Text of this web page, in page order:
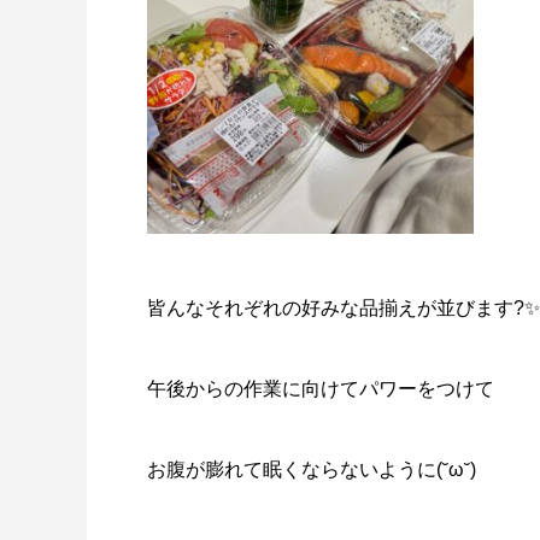
皆んなそれぞれの好みな品揃えが並びます
午後からの作業に向けてパワーをつけて
お腹が膨れて眠くならないように(˘ω˘)